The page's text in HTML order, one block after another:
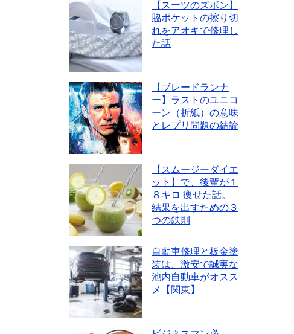
【スーツのズボン】
脇ポケットの擦り切
れをアオキで修理し
た話
【ブレードランナ
ー】ラストのユニコ
ーン（折紙）の意味
とレプリ問題の結論
【スムージーダイエ
ット】で、後輩が１
８キロ 痩せた話。
結果を出すための３
つの鉄則
自動車修理と板金塗
装は、激安で誠実な
池内自動車がオスス
メ【関東】